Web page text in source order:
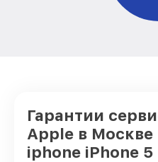
Гарантии
Apple в
iphone iPhone 5